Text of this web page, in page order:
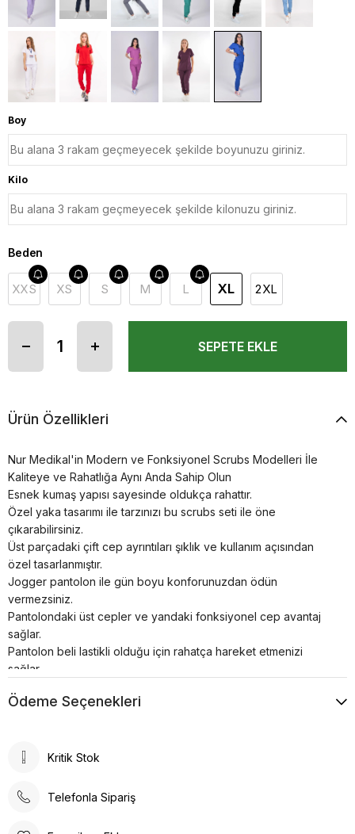
Boy
Kilo
Beden
XXS XS S M L XL 2XL
Ürün Özellikleri
Nur Medikal'in Modern ve Fonksiyonel Scrubs Modelleri İle
Kaliteye ve Rahatlığa Aynı Anda Sahip Olun
Esnek kumaş yapısı sayesinde oldukça rahattır.
Özel yaka tasarımı ile tarzınızı bu scrubs seti ile öne
çıkarabilirsiniz.
Üst parçadaki çift cep ayrıntıları şıklık ve kullanım açısından
özel tasarlanmıştır.
Jogger pantolon ile gün boyu konforunuzdan ödün
vermezsiniz.
Pantolondaki üst cepler ve yandaki fonksiyonel cep avantaj
sağlar.
Pantolon beli lastikli olduğu için rahatça hareket etmenizi
sağlar.
bir görünüm elde etmenizi sağlar.
Çekme, solma ve dizlerde bollaşma yapmaz.
Renkler uzun süre canlılığını korur.
4 mevsim kullanılabilir.
Ödeme Seçenekleri
Kritik Stok
Telefonla Sipariş